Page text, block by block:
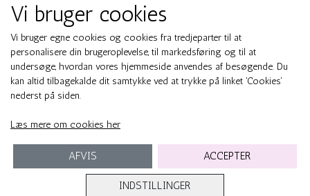
Vi bruger cookies
Vi bruger egne cookies og cookies fra tredjeparter til at
personalisere din brugeroplevelse, til markedsføring og til at
undersøge, hvordan vores hjemmeside anvendes af besøgende. Du
kan altid tilbagekalde dit samtykke ved at trykke på linket 'Cookies'
nederst på siden.
Læs mere om cookies her
INDSTILLINGER
AFVIS ACCEPTER
GDPR Persondata/Privatlivspolitik
Ja tak, jeg vil gerne tilmeldes nyhedsbrevet hos SMUK by GREN
Du kan til enhver tid afmelde dig ved at klikke på linket i
bundfoden af ​​vores e-mails. For information om vores
persondata/privatlivspolitik, bedes du besøge smukbygren.dk .
We use Mailchimp as our marketing platform. By clicking below to
subscribe, you acknowledge that your information will be
Mailchimp's privacy practices here.